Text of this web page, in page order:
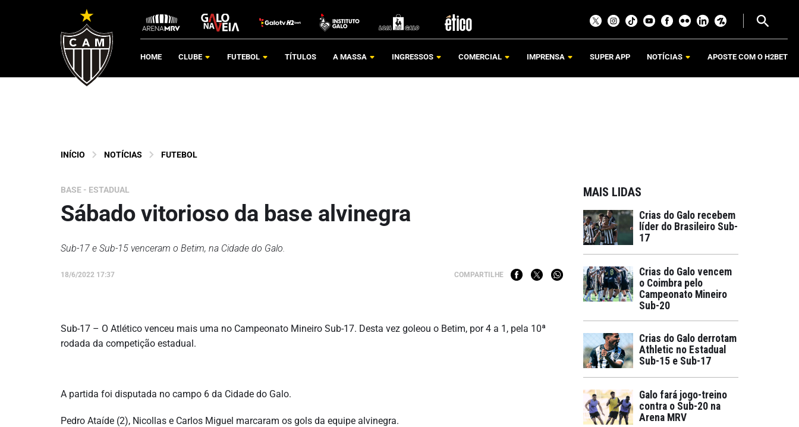
HOME CLUBE FUTEBOL TÍTULOS A MASSA INGRESSOS COMERCIAL IMPRENSA SUPER APP NOTÍCIAS APOSTE COM O H2BET
INÍCIO NOTÍCIAS FUTEBOL
BASE - ESTADUAL
Sábado vitorioso da base alvinegra
Sub-17 e Sub-15 venceram o Betim, na Cidade do Galo.
18/6/2022 17:37 COMPARTILHE
Sub-17 – O Atlético venceu mais uma no Campeonato Mineiro Sub-17. Desta vez goleou o Betim, por 4 a 1, pela 10ª
rodada da competição estadual.
A partida foi disputada no campo 6 da Cidade do Galo.
Pedro Ataíde (2), Nicollas e Carlos Miguel marcaram os gols da equipe alvinegra.
MAIS LIDAS
Crias do Galo recebem
líder do Brasileiro Sub-
17
Crias do Galo vencem
o Coimbra pelo
Campeonato Mineiro
Sub-20
Crias do Galo derrotam
Athletic no Estadual
Sub-15 e Sub-17
Galo fará jogo-treino
contra o Sub-20 na
Arena MRV